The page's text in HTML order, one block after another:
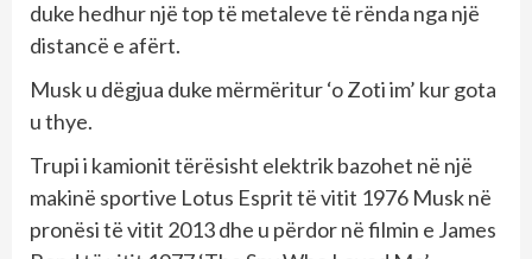
duke hedhur një top të metaleve të rënda nga një
distancë e afërt.
Musk u dëgjua duke mërmëritur ‘o Zoti im’ kur gota
u thye.
Trupi i kamionit tërësisht elektrik bazohet në një
makinë sportive Lotus Esprit të vitit 1976 Musk në
pronësi të vitit 2013 dhe u përdor në filmin e James